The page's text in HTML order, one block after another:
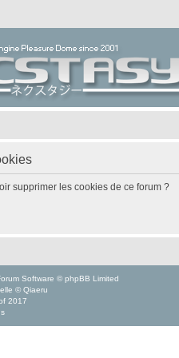
supprimer les cookies de ce forum ?
Software © phpBB Limited
© Qiaeru
2017